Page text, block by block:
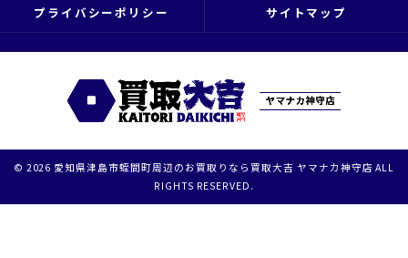
プライバシーポリシー サイトマップ
© 2026 愛知県津島市蛭間町周辺のお買取りなら買取大吉 ヤマナカ神守店 ALL
RIGHTS RESERVED.